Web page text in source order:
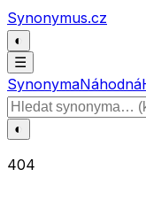
Přeskočit na obsah
Synonymus.cz
◐
☰
SynonymaNáhodná
Hledat slovo
◐
404